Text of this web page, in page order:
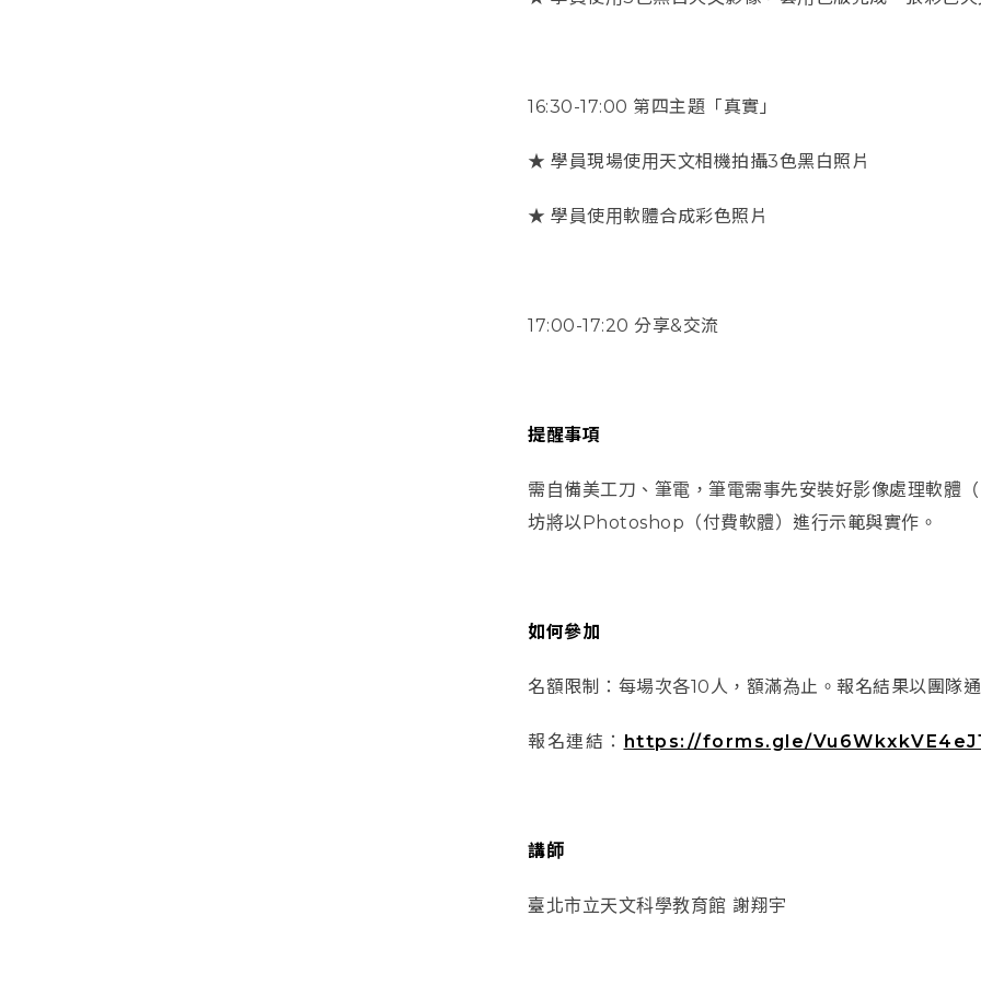
16:30-17:00 第四主題「真實」
★ 學員現場使用天文相機拍攝3色黑白照片
★ 學員使用軟體合成彩色照片
17:00-17:20 分享&交流
提醒事項
需自備美工刀、筆電，筆電需事先安裝好影像處理軟體（
坊將以Photoshop（付費軟體） 進行示範與實作。
如何參加
名額限制：每場次各10人，額滿為止。報名結果以團隊
報名連結： https://forms.gle/
講師
臺北市立天文科學教育館 謝翔宇